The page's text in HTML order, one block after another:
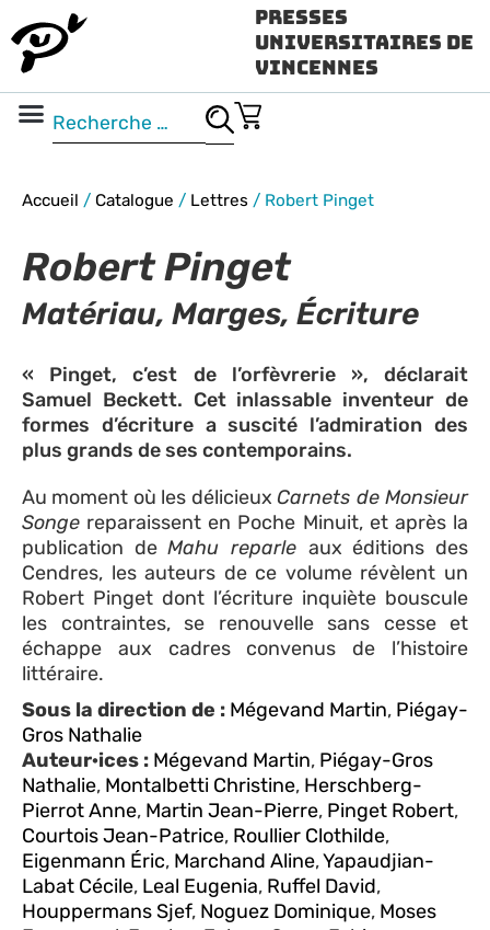
Presses
Universitaires de
Vincennes
Accueil / Catalogue / Lettres / Robert Pinget
Robert Pinget
Matériau, Marges, Écriture
« Pinget, c’est de l’orfèvrerie », déclarait
Samuel Beckett. Cet inlassable inventeur de
formes d’écriture a suscité l’admiration des
plus grands de ses contemporains.
Au moment où les délicieux Carnets de Monsieur
Songe reparaissent en Poche Minuit, et après la
publication deMahu reparle aux éditions des
Cendres, les auteurs de ce volume révèlent un
Robert Pinget dont l’écriture inquiète bouscule
les contraintes, se renouvelle sans cesse et
échappe aux cadres convenus de l’histoire
littéraire.
Sous la direction de : Mégevand Martin, Piégay-
Gros Nathalie
Auteur·ices : Mégevand Martin, Piégay-Gros
Nathalie, Montalbetti Christine, Herschberg-
Pierrot Anne, Martin Jean-Pierre, Pinget Robert,
Courtois Jean-Patrice, Roullier Clothilde,
Eigenmann Éric, Marchand Aline,Yapaudjian-
Labat Cécile, Leal Eugenia, Ruffel David,
Houppermans Sjef, Noguez Dominique, Moses